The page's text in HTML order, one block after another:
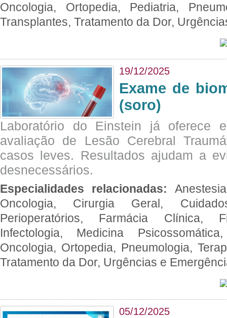
Oncologia, Ortopedia, Pediatria,
Transplantes, Tratamento da Dor,
19/12/2025
Exame de
(soro)
Laboratório do Einstein já oferece
avaliação de Lesão Cerebral
casos leves. Resultados ajudam a
desnecessários.
Especialidades relacionadas:
Oncologia, Cirurgia Geral,
Perioperatórios, Farmácia Clínica,
Infectologia, Medicina
Oncologia, Ortopedia, Pneumologia,
Tratamento da Dor, Urgências e
05/12/2025